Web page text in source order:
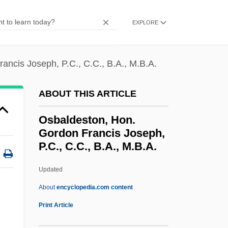
EXPLORE
Joseph, P.C., C.C., B.A., M.B.A.
ABOUT THIS ARTICLE
Osbaldeston, Hon.
Gordon Francis Joseph,
P.C., C.C., B.A., M.B.A.
Updated
Aboutencyclopedia.com content
Print Article
OSA
Os1
OS&W
Os Innominatum
Os Fuzis
Osbaldeston, Hon. Gordon